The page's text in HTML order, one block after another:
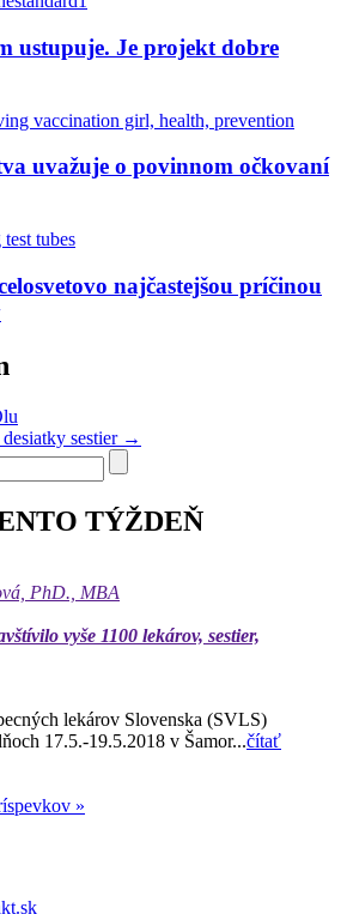
ustupuje. Je projekt dobre
uvažuje o povinnom očkovaní
najčastejšou príčinou
sestier →
TÝŽDEŇ
PhD., MBA
vyše 1100 lekárov, sestier,
lekárov Slovenska (SVLS)
17.5.-19.5.2018 v Šamor...čítať
»